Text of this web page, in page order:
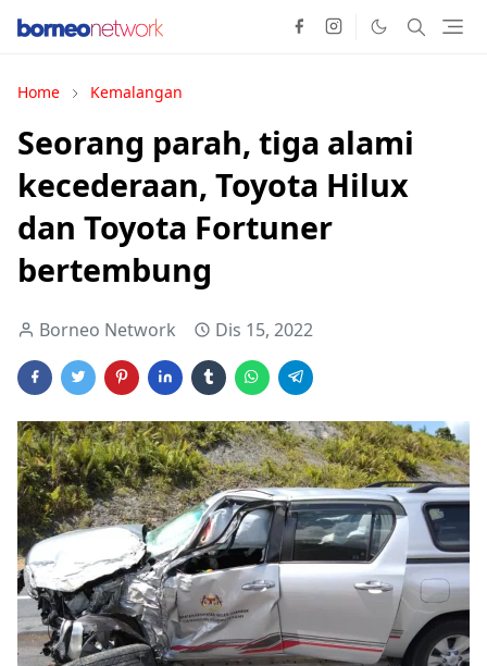
Home Kemalangan
Seorang parah, tiga alami
kecederaan, Toyota Hilux
dan Toyota Fortuner
bertembung
Borneo Network Dis 15, 2022